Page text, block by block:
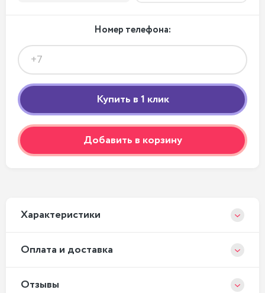
Номер телефона:
Добавить в корзину
Xарактеристики
Оплата и доставка
Отзывы